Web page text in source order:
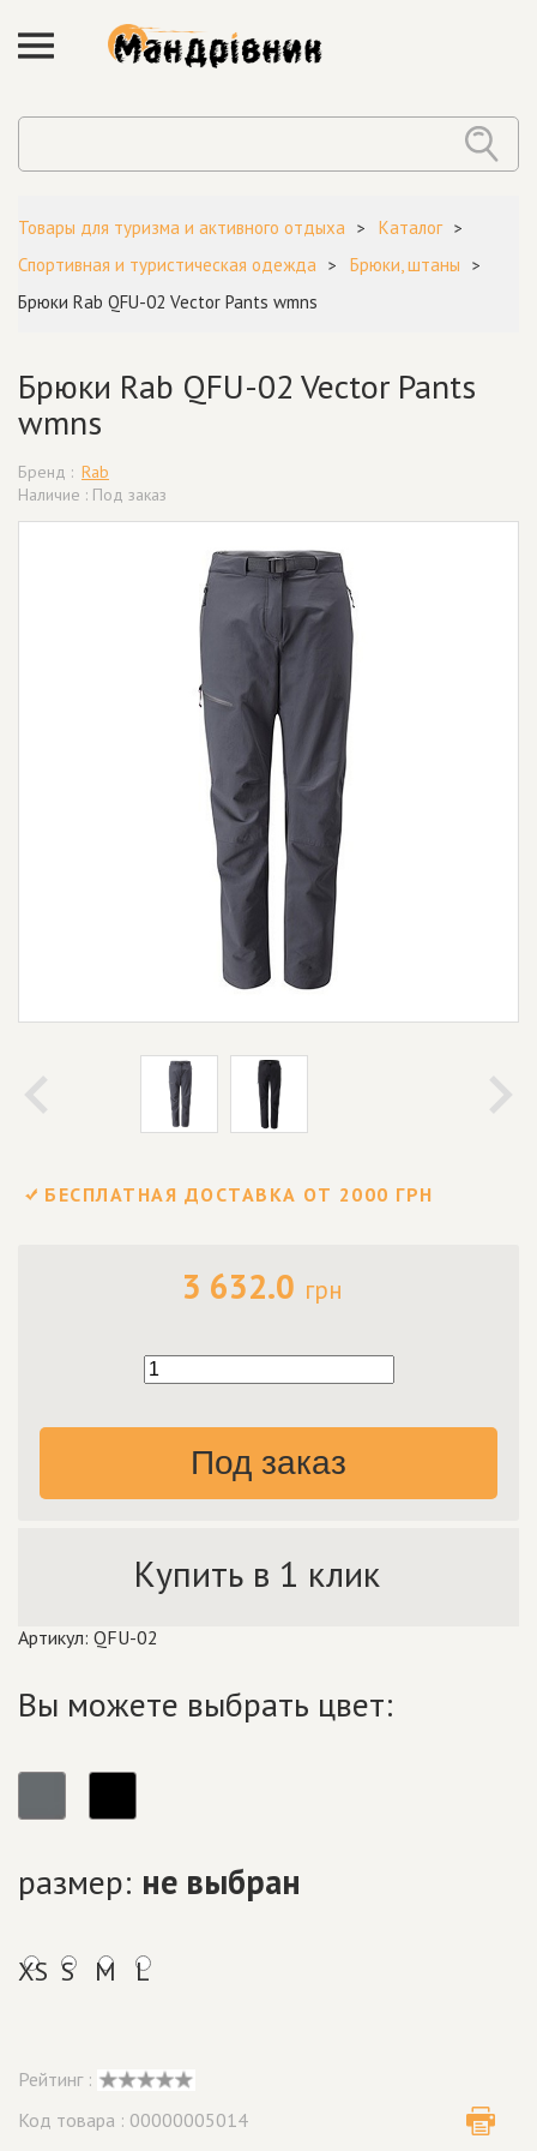
Товары для туризма и активного отдыха
Каталог
Спортивная и туристическая одежда
Брюки, штаны
Брюки Rab QFU-02 Vector Pants wmns
Брюки Rab QFU-02 Vector Pants
wmns
Бренд : Rab
Наличие : Под заказ
БЕСПЛАТНАЯ ДОСТАВКА ОТ 2000 ГРН
3 632.0 грн
Под заказ
Купить в 1 клик
Артикул: QFU-02
Вы можете выбрать цвет:
размер: не выбран
XS S M L
Рейтинг :
Код товара : 00000005014